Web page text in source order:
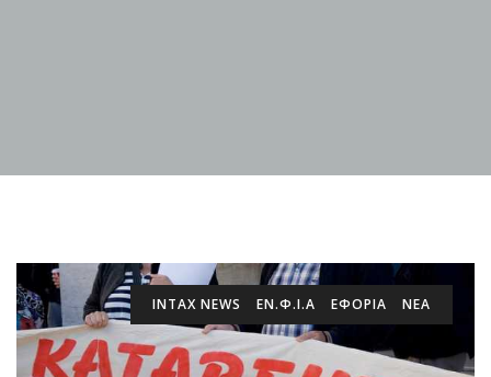
INTAX NEWS ΕΝ.Φ.Ι.Α ΕΦΟΡΙΑ ΝΕΑ